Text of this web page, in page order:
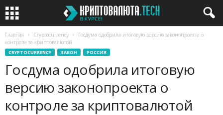
Главная Cryptocurrency
Госдума одобрила итоговую версию законопроекта о
контроле за криптовалютой
CRYPTOCURRENCY ЗАКОН РОССИЯ
Госдума одобрила итоговую
версию законопроекта о
контроле за криптовалютой